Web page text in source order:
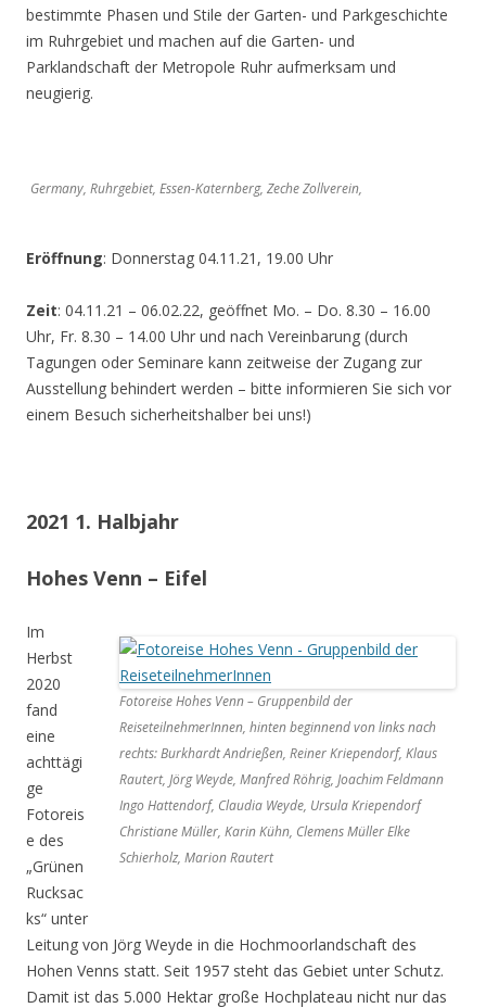
bestimmte Phasen und Stile der Garten- und Parkgeschichte
im Ruhrgebiet und machen auf die Garten- und
Parklandschaft der Metropole Ruhr aufmerksam und
neugierig.
Germany, Ruhrgebiet, Essen-Katernberg, Zeche Zollverein,
Eröffnung: Donnerstag 04.11.21, 19.00 Uhr
Zeit: 04.11.21 – 06.02.22, geöffnet Mo. – Do. 8.30 – 16.00
Uhr, Fr. 8.30 – 14.00 Uhr und nach Vereinbarung (durch
Tagungen oder Seminare kann zeitweise der Zugang zur
Ausstellung behindert werden – bitte informieren Sie sich vor
einem Besuch sicherheitshalber bei uns!)
2021 1. Halbjahr
Hohes Venn – Eifel
Fotoreise Hohes Venn – Gruppenbild der
ReiseteilnehmerInnen, hinten beginnend von links nach
rechts: Burkhardt Andrießen, Reiner Kriependorf, Klaus
Rautert, Jörg Weyde, Manfred Röhrig, Joachim Feldmann
Ingo Hattendorf, Claudia Weyde, Ursula Kriependorf
Christiane Müller, Karin Kühn, Clemens Müller Elke
Schierholz, Marion Rautert
Im
Herbst
2020
fand
eine
achttägi
ge
Fotoreis
e des
„Grünen
Rucksac
ks“ unter
Leitung von Jörg Weyde in die Hochmoorlandschaft des
Hohen Venns statt. Seit 1957 steht das Gebiet unter Schutz.
Damit ist das 5.000 Hektar große Hochplateau nicht nur das